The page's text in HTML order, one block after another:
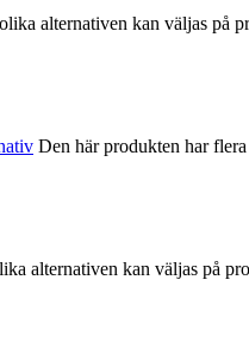
alternativen kan väljas på
Den här produkten har
alternativen kan väljas på